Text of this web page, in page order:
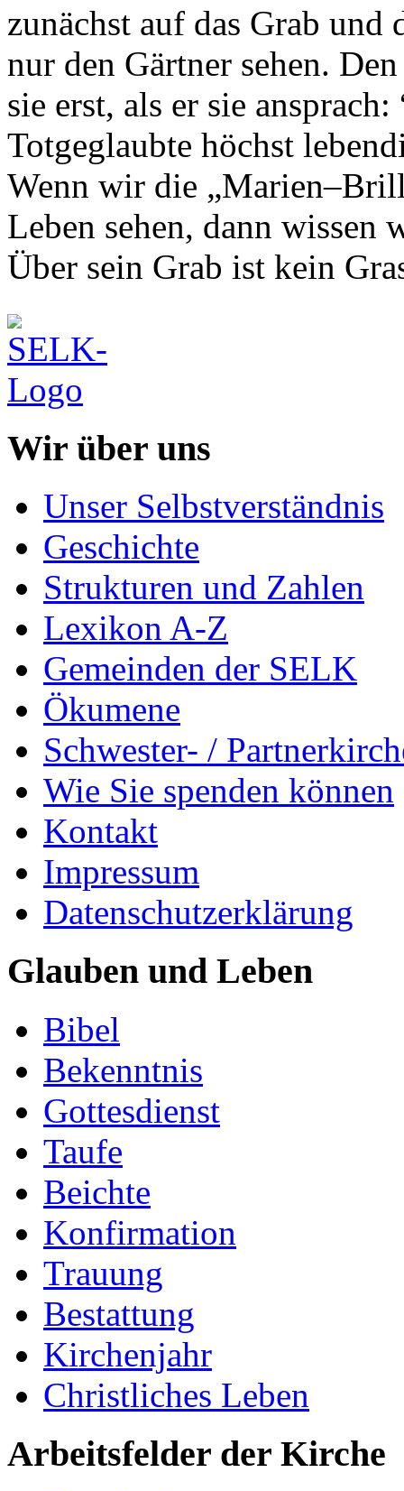
zunächst auf das Grab
nur den Gärtner sehen.
sie erst, als er sie
Totgeglaubte höchst
Wenn wir die
Leben sehen, dann wissen
Über sein Grab ist kein
Wir über uns
Unser Selbstverständnis
Geschichte
Strukturen und Zahlen
Lexikon A-Z
Gemeinden der SELK
Ökumene
Schwester- /
Wie Sie spenden können
Kontakt
Impressum
Datenschutzerklärung
Glauben und Leben
Bibel
Bekenntnis
Gottesdienst
Taufe
Beichte
Konfirmation
Trauung
Bestattung
Kirchenjahr
Christliches Leben
Arbeitsfelder der Kirche